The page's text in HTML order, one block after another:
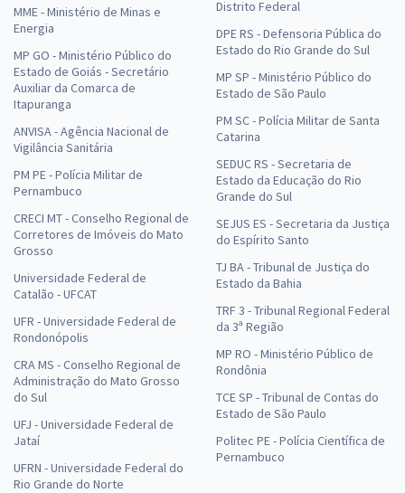
MME - Ministério de Minas e
Energia
MP GO - Ministério Público do
Estado de Goiás - Secretário
Auxiliar da Comarca de
Itapuranga
ANVISA - Agência Nacional de
Vigilância Sanitária
PM PE - Polícia Militar de
Pernambuco
CRECI MT - Conselho Regional de
Corretores de Imóveis do Mato
Grosso
Universidade Federal de
Catalão - UFCAT
UFR - Universidade Federal de
Rondonópolis
CRA MS - Conselho Regional de
Administração do Mato Grosso
do Sul
UFJ - Universidade Federal de
Jataí
UFRN - Universidade Federal do
Rio Grande do Norte
Distrito Federal
DPE RS - Defensoria Pública do
Estado do Rio Grande do Sul
MP SP - Ministério Público do
Estado de São Paulo
PM SC - Polícia Militar de Santa
Catarina
SEDUC RS - Secretaria de
Estado da Educação do Rio
Grande do Sul
SEJUS ES - Secretaria da Justiça
do Espírito Santo
TJ BA - Tribunal de Justiça do
Estado da Bahia
TRF 3 - Tribunal Regional Federal
da 3ª Região
MP RO - Ministério Público de
Rondônia
TCE SP - Tribunal de Contas do
Estado de São Paulo
Politec PE - Polícia Científica de
Pernambuco